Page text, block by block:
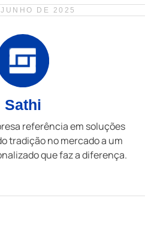
DE 2025
Sathi
referência em soluções
tradição no mercado a um
que faz a diferença.